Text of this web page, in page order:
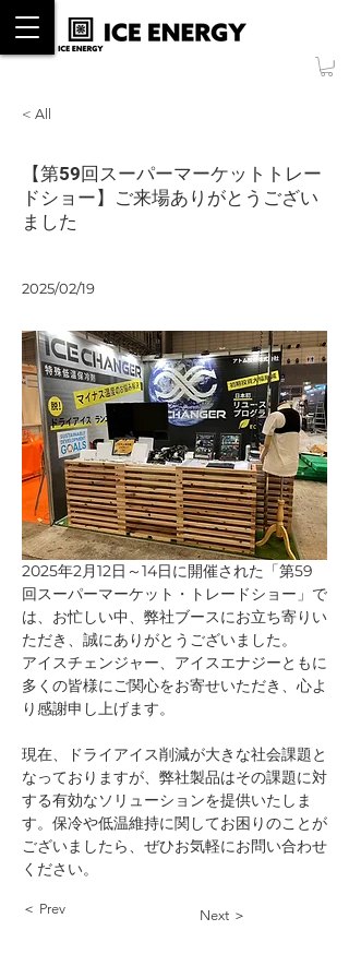
< All
【第59回スーパーマーケットトレー
ドショー】ご来場ありがとうござい
ました
2025/02/19
2025年2月12日～14日に開催された「第59
回スーパーマーケット・トレードショー」で
は、お忙しい中、弊社ブースにお立ち寄りい
ただき、誠にありがとうございました。
アイスチェンジャー、アイスエナジーともに
多くの皆様にご関心をお寄せいただき、心よ
り感謝申し上げます。
現在、ドライアイス削減が大きな社会課題と
なっておりますが、弊社製品はその課題に対
する有効なソリューションを提供いたしま
す。保冷や低温維持に関してお困りのことが
ございましたら、ぜひお気軽にお問い合わせ
ください。
＜ Prev Next ＞